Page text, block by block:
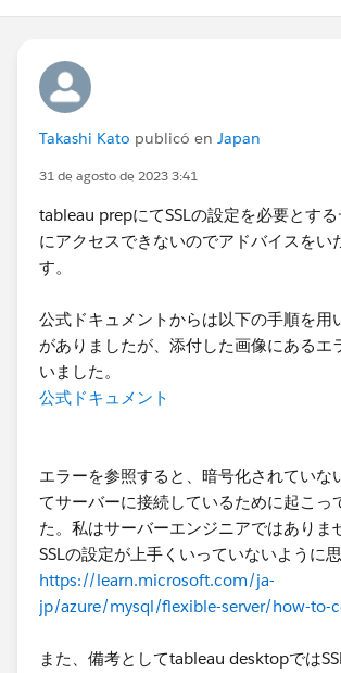
Takashi Kato publicó en Japan
31 de agosto de 2023 3:41
tableau prepにてSSLの設定を必要とす
にアクセスできないのでアドバイスをい
す。
公式ドキュメントからは以下の手順を用
がありましたが、添付した画像にあるエ
いました。
公式ドキュメント
エラーを参照すると、暗号化されていな
てサーバーに接続しているために起こっ
た。私はサーバーエンジニアではありま
SSLの設定が上手くいっていないように思
https://learn.microsoft.com/ja-
jp/azure/mysql/flexible-server/how-to-
また、備考としてtableau desktopでは